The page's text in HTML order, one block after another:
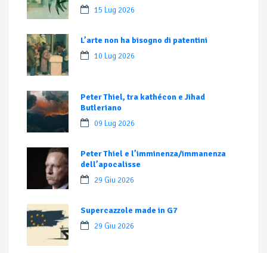
15 Lug 2026
L’arte non ha bisogno di patentini
10 Lug 2026
Peter Thiel, tra kathécon e Jihad
Butleriano
09 Lug 2026
Peter Thiel e l’imminenza/immanenza
dell’apocalisse
29 Giu 2026
Supercazzole made in G7
29 Giu 2026